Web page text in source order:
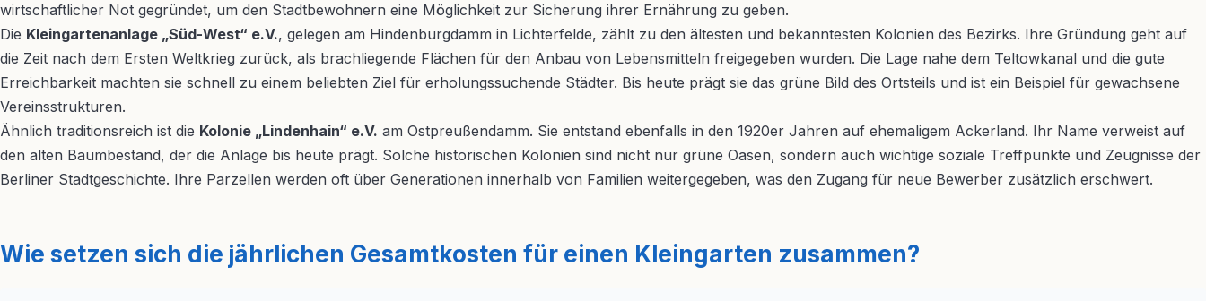
wirtschaftlicher Not gegründet, um den Stadtbewohnern eine Möglichkeit zur Sicherung ihrer Ernährung zu geben.
Die Kleingartenanlage „Süd-West“ e.V., gelegen am Hindenburgdamm in Lichterfelde, zählt zu den ältesten und bekanntesten Kolonien des Bezirks. Ihre Gründung geht auf
die Zeit nach dem Ersten Weltkrieg zurück, als brachliegende Flächen für den Anbau von Lebensmitteln freigegeben wurden. Die Lage nahe dem Teltowkanal und die gute
Erreichbarkeit machten sie schnell zu einem beliebten Ziel für erholungssuchende Städter. Bis heute prägt sie das grüne Bild des Ortsteils und ist ein Beispiel für gewachsene
Vereinsstrukturen.
Ähnlich traditionsreich ist die Kolonie „Lindenhain“ e.V. am Ostpreußendamm. Sie entstand ebenfalls in den 1920er Jahren auf ehemaligem Ackerland. Ihr Name verweist auf
den alten Baumbestand, der die Anlage bis heute prägt. Solche historischen Kolonien sind nicht nur grüne Oasen, sondern auch wichtige soziale Treffpunkte und Zeugnisse der
Berliner Stadtgeschichte. Ihre Parzellen werden oft über Generationen innerhalb von Familien weitergegeben, was den Zugang für neue Bewerber zusätzlich erschwert.
Wie setzen sich die jährlichen Gesamtkosten für einen Kleingarten zusammen?